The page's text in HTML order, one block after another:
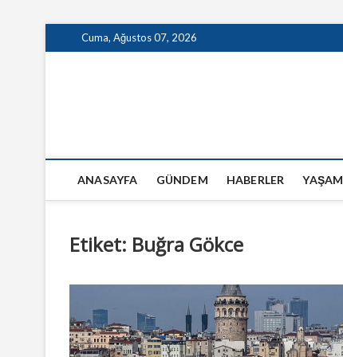
to
Cuma, Ağustos 07, 2026
ANASAYFA GÜNDEM HABERLER YAŞAM
Etiket: Buğra Gökce